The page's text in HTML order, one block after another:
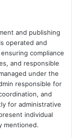
and publishing
operated and
compliance
and responsible
under the
responsible for
and
for administrative
individual
mentioned.